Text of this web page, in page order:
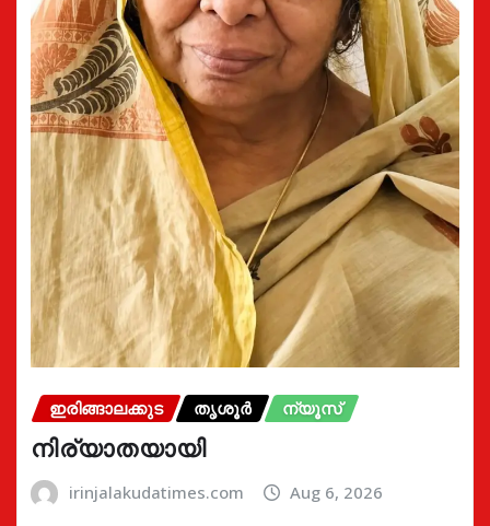
ഇരിങ്ങാലക്കുട തൃശൂർ ന്യൂസ്
നിര്യാതയായി
irinjalakudatimes.com Aug 6, 2026